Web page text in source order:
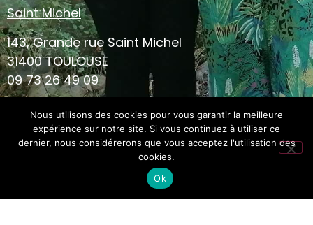
Saint Michel
143, Grande rue Saint Michel
31400 TOULOUSE
09 73 26 49 09
légales
© Ceci&Cela 2022 Tous droits
réservés
Nous utilisons des cookies pour vous garantir la meilleure
expérience sur notre site. Si vous continuez à utiliser ce
dernier, nous considérerons que vous acceptez l'utilisation des
cookies.
Ok